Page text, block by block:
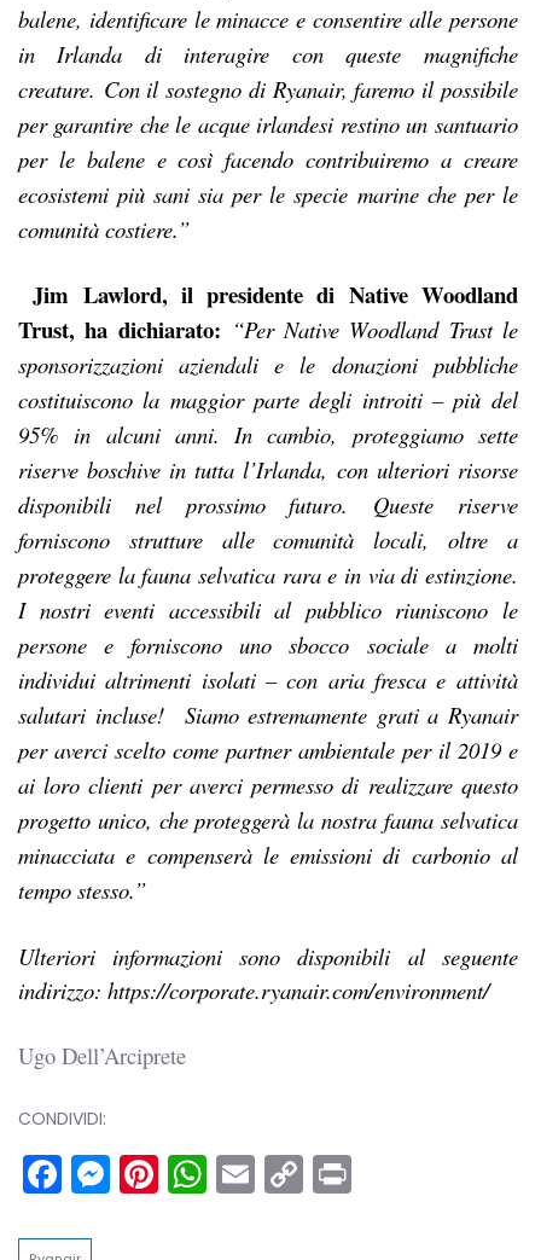
balene, identificare le minacce e consentire alle persone
in Irlanda di interagire con queste magnifiche
creature. Con il sostegno di Ryanair, faremo il possibile
per garantire che le acque irlandesi restino un santuario
per le balene e così facendo contribuiremo a creare
ecosistemi più sani sia per le specie marine che per le
comunità costiere.”
Jim Lawlord, il presidente di Native Woodland
Trust, ha dichiarato: “Per Native Woodland Trust le
sponsorizzazioni aziendali e le donazioni pubbliche
costituiscono la maggior parte degli introiti – più del
95% in alcuni anni. In cambio, proteggiamo sette
riserve boschive in tutta l’Irlanda, con ulteriori risorse
disponibili nel prossimo futuro.
Queste riserve
forniscono strutture alle comunità locali, oltre a
proteggere la fauna selvatica rara e in via di estinzione.
I nostri eventi accessibili al pubblico riuniscono le
persone e forniscono uno sbocco sociale a molti
individui altrimenti isolati – con aria fresca e attività
salutari incluse!
Siamo estremamente grati a Ryanair
per averci scelto come partner ambientale per il 2019 e
ai loro clienti per averci permesso di realizzare questo
progetto unico, che proteggerà la nostra fauna selvatica
minacciata e compenserà le emissioni di carbonio al
tempo stesso.”
Ulteriori informazioni sono disponibili al seguente
indirizzo: https://corporate.ryanair.com/environment/
Ugo Dell’Arciprete
CONDIVIDI:
Facebook
Messenger
Pinterest
WhatsApp
Email
Copy